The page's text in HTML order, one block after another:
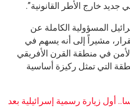
خارج الأطر القانونية”.
المسؤولية الكاملة عن
مشيراً إلى أنه يسهم في
في منطقة القرن الأفريقي
التي تمثل ركيزة أساسية
زيارة رسمية إسرائيلية بعد